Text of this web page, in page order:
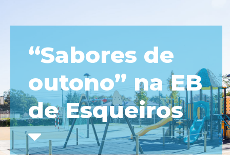
“Sabores de
outono” na EB
de Esqueiros